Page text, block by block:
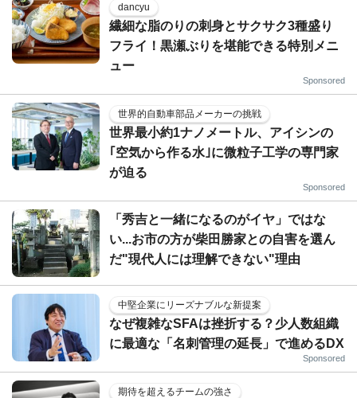
dancyu
繊細な脂のりの刺身とサクサク3種盛り
フライ！黒瀬ぶりを堪能できる特別メニ
ュー
Sponsored
世界的自動車部品メーカーの挑戦
世界最小約1ナノメートル、アイシンの
｢空気から作る水｣に微粒子工学の専門家
が迫る
Sponsored
「秀吉と一緒になるのがイヤ」ではな
い...お市の方が柴田勝家との自害を選ん
だ"現代人には理解できない"理由
中堅企業にリーズナブルな新提案
なぜ複雑なSFAは挫折する？少人数組織
に最適な「名刺管理の延長」で進めるDX
Sponsored
期待を超えるチームの強さ